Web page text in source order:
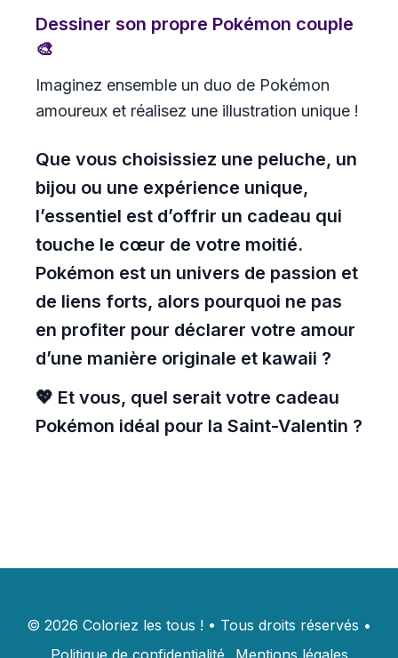
Dessiner son propre Pokémon couple
🎨
Imaginez ensemble un duo de Pokémon
amoureux et réalisez une illustration unique !
Que vous choisissiez une peluche, un
bijou ou une expérience unique,
l’essentiel est d’offrir un cadeau qui
touche le cœur de votre moitié.
Pokémon est un univers de passion et
de liens forts, alors pourquoi ne pas
en profiter pour déclarer votre amour
d’une manière originale et kawaii ?
💖 Et vous, quel serait votre cadeau
Pokémon idéal pour la Saint-Valentin ?
© 2026 Coloriez les tous ! • Tous droits réservés •
Politique de confidentialité
Mentions légales